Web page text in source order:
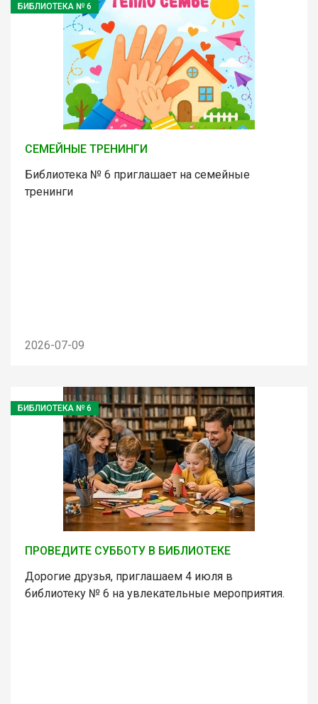
БИБЛИОТЕКА № 6
СЕМЕЙНЫЕ ТРЕНИНГИ
Библиотека № 6 приглашает на семейные
тренинги
2026-07-09
БИБЛИОТЕКА № 6
ПРОВЕДИТЕ СУББОТУ В БИБЛИОТЕКЕ
Дорогие друзья, приглашаем 4 июля в
библиотеку № 6 на увлекательные мероприятия.